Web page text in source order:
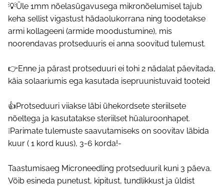
💡Üle 1mm nõelasügavusega mikronõelumisel tajub
keha sellist vigastust hädaolukorrana ning toodetakse
armi kollageeni (armide moodustumine), mis
noorendavas protseduuris ei anna soovitud tulemust.
👉Enne ja pärast protseduuri ei tohi 2 nädalat päevitada,
käia solaariumis ega kasutada isepruunistuvaid tooteid
👍Protseduuri viiakse läbi ühekordsete steriilsete
nõeltega ja kasutatakse steriilset hüaluroonhapet.
❕Parimate tulemuste saavutamiseks on soovitav läbida
kuur ( 1 kord kuus), 3-6 korda!-
Taastumisaeg Microneedling protseduuril kuni 3 päeva.
Võib esineda punetust, kipitust, tundlikkust ja üldist